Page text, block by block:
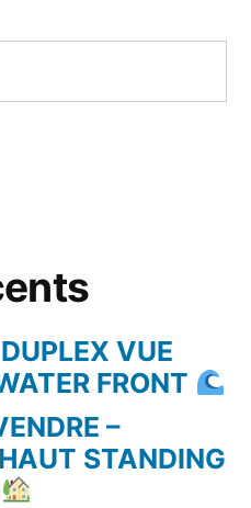
VUE
FRONT
–
STANDING